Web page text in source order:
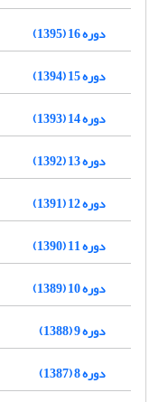
دوره 16 (1395)
دوره 15 (1394)
دوره 14 (1393)
دوره 13 (1392)
دوره 12 (1391)
دوره 11 (1390)
دوره 10 (1389)
دوره 9 (1388)
دوره 8 (1387)